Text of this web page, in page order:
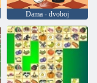
Dama - dvoboj